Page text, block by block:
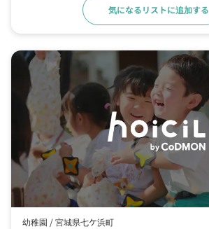
気になるリストに追加する
幼稚園 /宮城県七ケ浜町